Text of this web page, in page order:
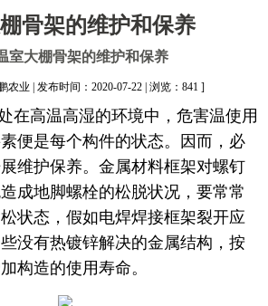
骨架的维护和保养
大棚骨架的维护和保养
农业 | 发布时间：2020-07-22 | 浏览：841 ]
在高温高湿的环境中，危害温使用
便是每个构件的状态。因而，必
维护保养。金属材料框架对螺钉
成地脚螺栓的松脱状况，要常常
状态，假如电焊焊接框架裂开应
没有热镀锌解决的金属结构，按
构造的使用寿命。